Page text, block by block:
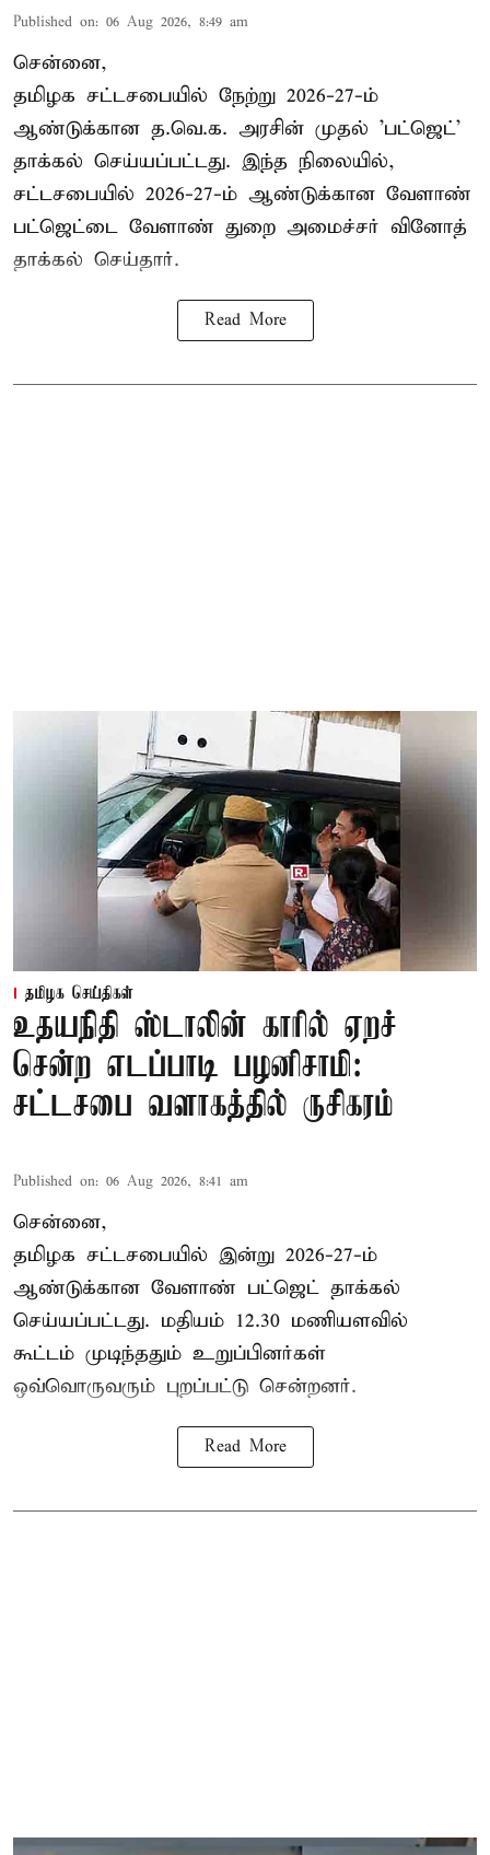
Published on: 06 Aug 2026, 8:49 am
சென்னை,
தமிழக சட்டசபையில் நேற்று 2026-27-ம்
ஆண்டுக்கான த.வெ.க. அரசின் முதல் 'பட்ஜெட்'
தாக்கல் செய்யப்பட்டது. இந்த நிலையில்,
சட்டசபையில் 2026-27-ம் ஆண்டுக்கான வேளாண்
பட்ஜெட்டை வேளாண் துறை அமைச்சர் வினோத்
தாக்கல் செய்தார்.
Read More
தமிழக செய்திகள்
உதயநிதி ஸ்டாலின் காரில் ஏறச்
சென்ற எடப்பாடி பழனிசாமி:
சட்டசபை வளாகத்தில் ருசிகரம்
Published on: 06 Aug 2026, 8:41 am
சென்னை,
தமிழக சட்டசபையில் இன்று 2026-27-ம்
ஆண்டுக்கான வேளாண் பட்ஜெட் தாக்கல்
செய்யப்பட்டது. மதியம் 12.30 மணியளவில்
கூட்டம் முடிந்ததும் உறுப்பினர்கள்
ஒவ்வொருவரும் புறப்பட்டு சென்றனர்.
Read More